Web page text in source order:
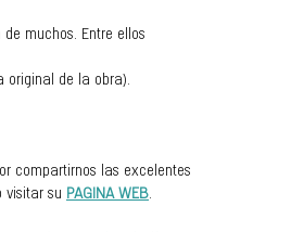
muchos. Entre ellos
original de la obra).
compartirnos las excelentes
visitar su PAGINA WEB.